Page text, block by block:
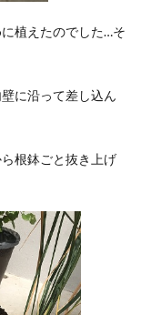
植えたのでした…そ
に沿って差し込ん
根鉢ごと抜き上げ